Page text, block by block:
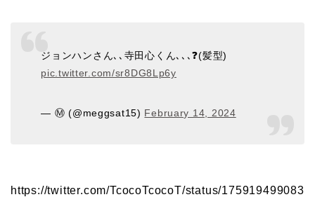
ジョンハンさん､､寺田心くん､､､❓(髪型)
pic.twitter.com/sr8DG8Lp6y
— Ⓜ️ (@meggsat15) February 14, 2024
https://twitter.com/TcocoTcocoT/status/175919499083